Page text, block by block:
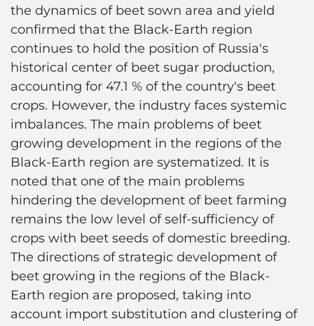
the dynamics of beet sown area and yield
confirmed that the Black-Earth region
continues to hold the position of Russia's
historical center of beet sugar production,
accounting for 47.1 % of the country's beet
crops. However, the industry faces systemic
imbalances. The main problems of beet
growing development in the regions of the
Black-Earth region are systematized. It is
noted that one of the main problems
hindering the development of beet farming
remains the low level of self-sufficiency of
crops with beet seeds of domestic breeding.
The directions of strategic development of
beet growing in the regions of the Black-
Earth region are proposed, taking into
account import substitution and clustering of